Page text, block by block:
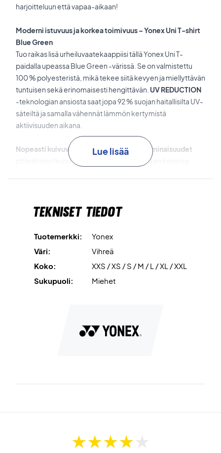
harjoitteluun että vapaa-aikaan!
Moderni istuvuus ja korkea toimivuus – Yonex Uni T-shirt
Blue Green
Tuo raikas lisä urheiluvaatekaappiisi tällä Yonex Uni T-
paidalla upeassa Blue Green -värissä. Se on valmistettu
100 % polyesteristä, mikä tekee siitä kevyen ja miellyttävän
tuntuisen sekä erinomaisesti hengittävän. UV REDUCTION
-teknologian ansiosta saat jopa 92 % suojan haitallisilta UV-
säteiltä ja samalla vähennät lämmön kertymistä
aktiivisuuden aikana.
Nopeasti kuivuvat ja kosteutta siirtävät ominaisuudet
pitävät sinut kuivana ja mukavana, olitpa sitten kovassa
tämä t-paita jo tänään!
Materiaali:
100% Polyesteri
Lue lisää
Tekniset tiedot
Tuotemerkki:
Yonex
Väri:
Vihreä
Koko:
XXS / XS / S / M / L / XL / XXL
Sukupuoli:
Miehet